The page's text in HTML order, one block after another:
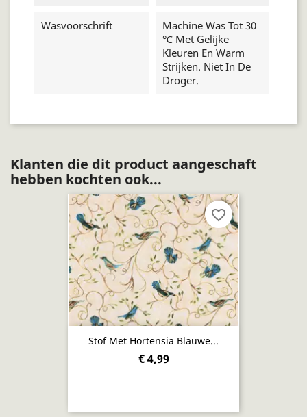
Wasvoorschrift
Machine Was Tot 30
℃ Met Gelijke
Kleuren En Warm
Strijken. Niet In De
Droger.
Klanten die dit product aangeschaft
hebben kochten ook...
Stof Met Hortensia Blauwe...
€ 4,99
favorite_border